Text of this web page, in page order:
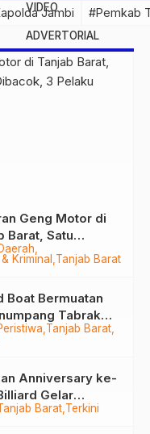
VIDEO
ADVERTORIAL
Jambi #Pemkab
Kriminal Tanjab Barat
Geng Motor di
Barat, Satu
Kritis Dibacok, 3
Ditangkap
Tanjab Barat
Boat Bermuatan
Tabrak
di Kuala Tungkal,
Barat Terkini
Anniversary ke-
Gelar
9 Ball